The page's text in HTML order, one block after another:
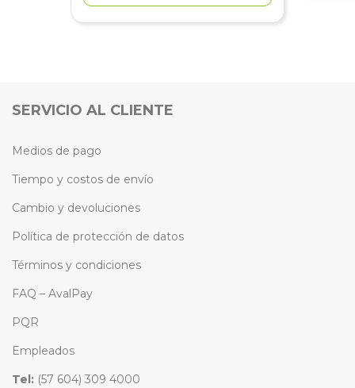
SERVICIO AL CLIENTE
Medios de pago
Tiempo y costos de envío
Cambio y devoluciones
Política de protección de datos
Términos y condiciones
FAQ – AvalPay
PQR
Empleados
Tel: (57 604) 309 4000